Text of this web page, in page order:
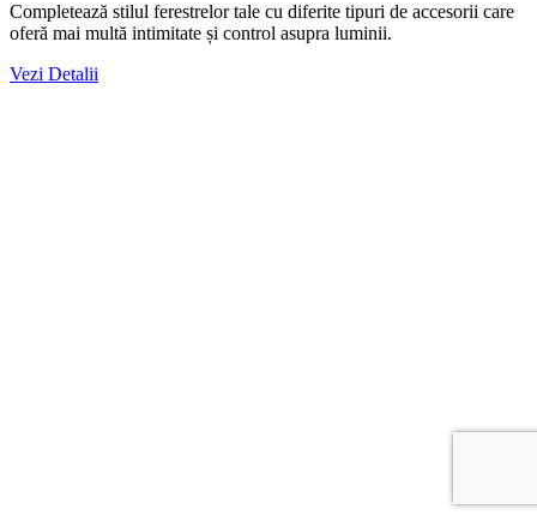
Completează stilul ferestrelor tale cu diferite tipuri de accesorii care
oferă mai multă intimitate și control asupra luminii.
Vezi Detalii